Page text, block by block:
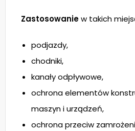
Zastosowaniew takich
podjazdy,
chodniki,
kanały odpływowe,
ochrona elementów
maszyn i urządzeń,
ochrona przeciw